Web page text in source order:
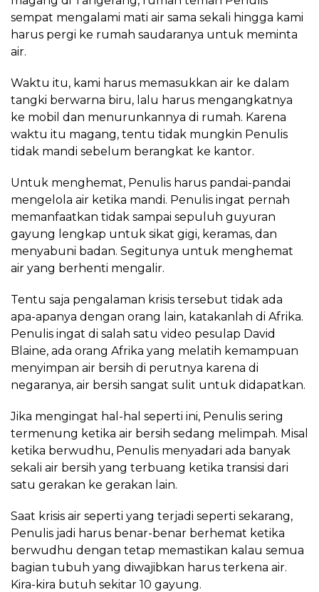
sempat mengalami mati air sama sekali hingga kami
harus pergi ke rumah saudaranya untuk meminta
air.
Waktu itu, kami harus memasukkan air ke dalam
tangki berwarna biru, lalu harus mengangkatnya
ke mobil dan menurunkannya di rumah. Karena
waktu itu magang, tentu tidak mungkin Penulis
tidak mandi sebelum berangkat ke kantor.
Untuk menghemat, Penulis harus pandai-pandai
mengelola air ketika mandi. Penulis ingat pernah
memanfaatkan tidak sampai sepuluh guyuran
gayung lengkap untuk sikat gigi, keramas, dan
menyabuni badan. Segitunya untuk menghemat
air yang berhenti mengalir.
Tentu saja pengalaman krisis tersebut tidak ada
apa-apanya dengan orang lain, katakanlah di Afrika.
Penulis ingat di salah satu video pesulap David
Blaine, ada orang Afrika yang melatih kemampuan
menyimpan air bersih di perutnya karena di
negaranya, air bersih sangat sulit untuk didapatkan.
Jika mengingat hal-hal seperti ini, Penulis sering
termenung ketika air bersih sedang melimpah. Misal
ketika berwudhu, Penulis menyadari ada banyak
sekali air bersih yang terbuang ketika transisi dari
satu gerakan ke gerakan lain.
Saat krisis air seperti yang terjadi seperti sekarang,
Penulis jadi harus benar-benar berhemat ketika
berwudhu dengan tetap memastikan kalau semua
bagian tubuh yang diwajibkan harus terkena air.
Kira-kira butuh sekitar 10 gayung.